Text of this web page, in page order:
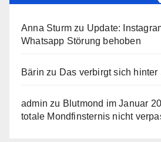
Anna Sturm zu Update:
Whatsapp Störung behoben
Bärin zu Das verbirgt sich
admin zu Blutmond im Januar
totale Mondfinsternis nicht